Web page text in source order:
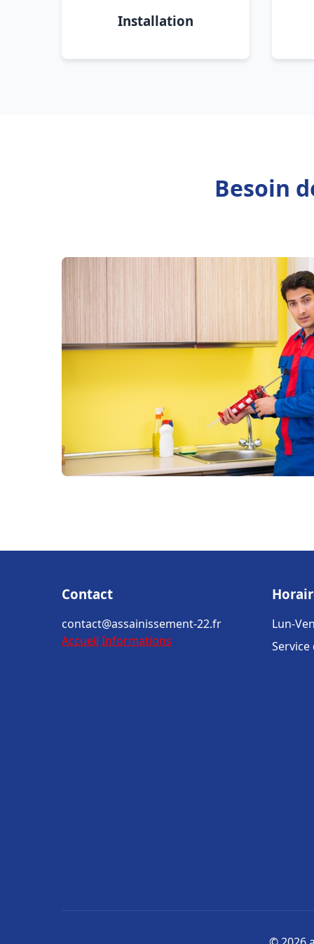
Installation
Besoin
Contact
contact@assainissement-22.fr
Accueil Informations
Lun-